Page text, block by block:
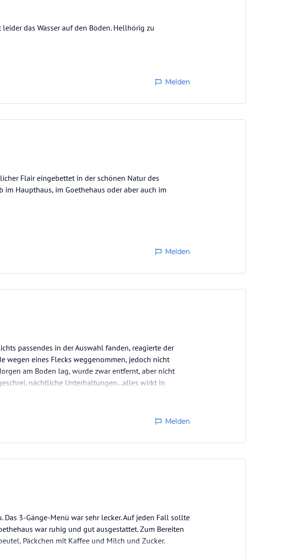
das Wasser auf den Boden. Hellhörig zu
Melden
Flair eingebettet in der schönen Natur des
im Haupthaus, im Goethehaus oder aber auch im
Melden
passendes in der Auswahl fanden, reagierte der
wegen eines Flecks weggenommen, jedoch nicht
am Boden lag, wurde zwar entfernt, aber nicht
nächtliche Unterhaltungen...alles wirkt in
Melden
3-Gänge-Menü war sehr lecker. Auf jeden Fall sollte
war ruhig und gut ausgestattet. Zum Bereiten
Päckchen mit Kaffee und Milch und Zucker.